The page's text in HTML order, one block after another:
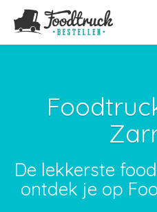
De lekkerste
ontdek je op